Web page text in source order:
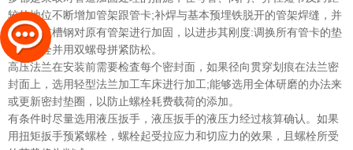
较的地位不断增加管架跟管卡;补焊与基本预埋铁脱开的管架焊缝，并
用角钢或槽钢对原有管架进行加固，以进步其刚度:调换所有管卡的垫
木跟螺栓并用双螺母拼紧防松。
高压法兰在安装前需要检査每个密封面，如果径向贯穿划痕在法兰密
封面上，选用轻型法兰加工车床进行加工;能够选用全体研磨的办法来
或更新密封垫圈，以防止螺栓耗费载荷的添加。
有条件时尽量选用液压扳手，液压扳手的液压力经过核算确认。如果
用扭矩扳手预紧螺栓，螺栓起受拉应力和切应力的效果，且螺栓所受